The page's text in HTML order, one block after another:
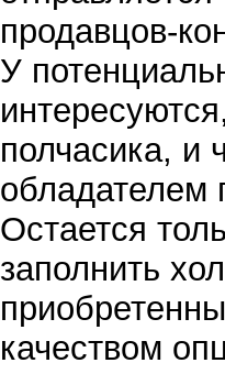
продавцов-
У
полчасика, и
обладателем
Остается
заполнить
качеством